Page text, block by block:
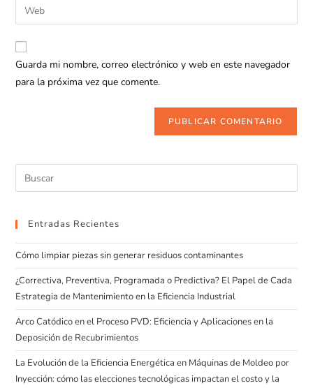
Guarda mi nombre, correo electrónico y web en este navegador
para la próxima vez que comente.
Entradas Recientes
Cómo limpiar piezas sin generar residuos contaminantes
¿Correctiva, Preventiva, Programada o Predictiva? El Papel de Cada
Estrategia de Mantenimiento en la Eficiencia Industrial
Arco Catódico en el Proceso PVD: Eficiencia y Aplicaciones en la
Deposición de Recubrimientos
La Evolución de la Eficiencia Energética en Máquinas de Moldeo por
Inyección: cómo las elecciones tecnológicas impactan el costo y la